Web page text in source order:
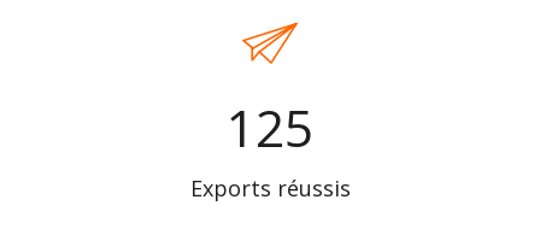
125
Exports réussis